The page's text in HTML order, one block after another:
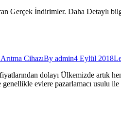
İndirimler. Daha Detaylı bilgi
CihazıBy admin4 Eylül 2018
dolayı Ülkemizde artık
evlere pazarlamacı usulu